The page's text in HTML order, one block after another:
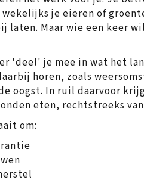
je eieren of
laten. Maar wie een keer
'deel' je mee in wat het
horen, zoals
oogst. In ruil daarvoor
eten, rechtstreeks
om: